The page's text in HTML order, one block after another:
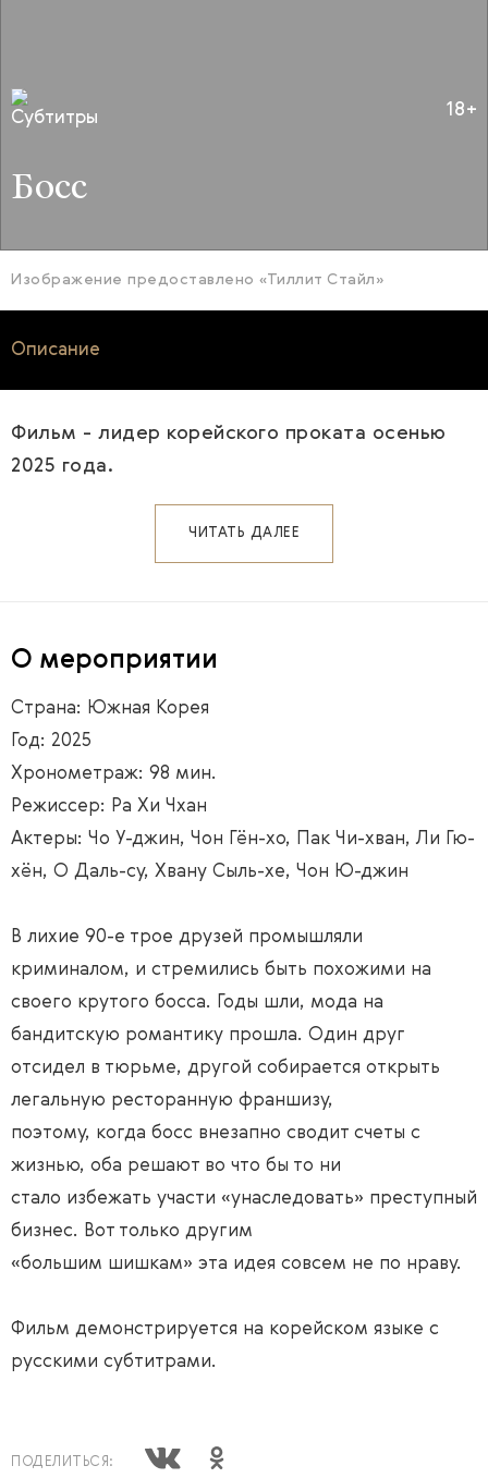
18+
Босс
Изображение предоставлено «Тиллит Стайл»
Описание
Фильм - лидер корейского проката осенью
2025 года.
ЧИТАТЬ ДАЛЕЕ
О мероприятии
Страна: Южная Корея
Год: 2025
Хронометраж: 98 мин.
Режиссер: Ра Хи Чхан
Актеры: Чо У-джин, Чон Гён-хо, Пак Чи-хван, Ли Гю-
хён, О Даль-су, Хвану Сыль-хе, Чон Ю-джин
В лихие 90-е трое друзей промышляли
криминалом, и стремились быть похожими на
своего крутого босса. Годы шли, мода на
бандитскую романтику прошла. Один друг
отсидел в тюрьме, другой собирается открыть
легальную ресторанную франшизу,
поэтому, когда босс внезапно сводит счеты с
жизнью, оба решают во что бы то ни
стало избежать участи «унаследовать» преступный
бизнес. Вот только другим
«большим шишкам» эта идея совсем не по нраву.
Фильм демонстрируется на корейском языке с
русскими субтитрами.
ПОДЕЛИТЬСЯ: